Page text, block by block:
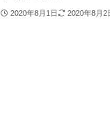
2020年8月1日 2020年8月2